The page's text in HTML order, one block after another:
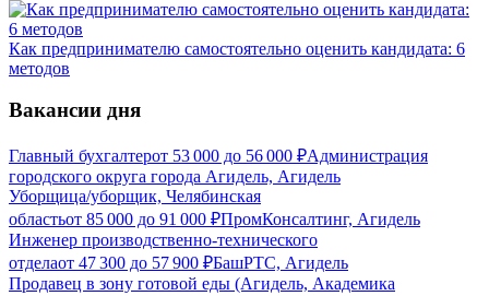
Как предпринимателю самостоятельно оценить кандидата: 6
методов
Вакансии дня
Главный бухгалтерот 53 000 до 56 000 ₽Администрация
городского округа города Агидель, Агидель
Уборщица/уборщик, Челябинская
областьот 85 000 до 91 000 ₽ПромКонсалтинг, Агидель
Инженер производственно-технического
отделаот 47 300 до 57 900 ₽БашРТС, Агидель
Продавец в зону готовой еды (Агидель, Академика